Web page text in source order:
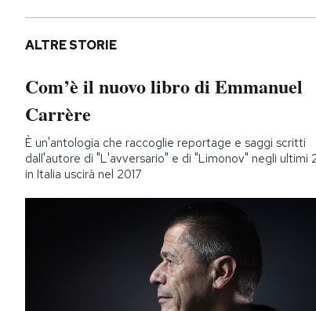
ALTRE STORIE
Com’è il nuovo libro di Emmanuel
Carrère
È un'antologia che raccoglie reportage e saggi scritti
dall'autore di "L'avversario" e di "Limonov" negli ultimi
in Italia uscirà nel 2017